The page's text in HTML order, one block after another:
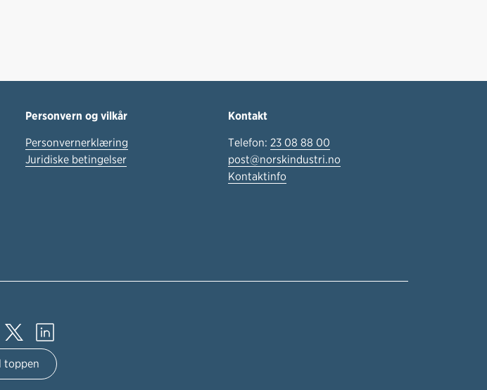
Personvern og vilkår
Personvernerklæring
Juridiske betingelser
Kontakt
Telefon: 23 08 88 00
post@norskindustri.no
Kontaktinfo
toppen